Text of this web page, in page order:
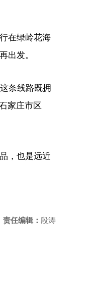
在绿岭花海
出发。
条线路既拥
家庄市区
，也是远近
责任编辑： 段涛